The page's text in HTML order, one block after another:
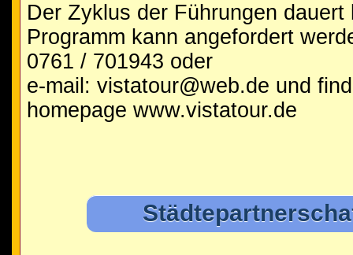
Der Zyklus der Führungen
Programm kann angefordert
0761 / 701943 oder
e-mail: vistatour@web.de und
homepage www.vistatour.de